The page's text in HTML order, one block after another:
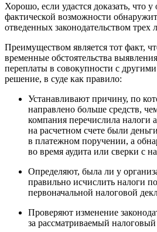
Хорошо, если удастся доказать, что
фактической возможности
отведенных законодательством трех
Преимуществом является тот факт,
временные обстоятельства
переплаты в совокупности с
решение, в суде как правило:
Устанавливают причину, по
направлено больше средств,
компания перечислила налоги
на расчетном счете были
в платежном поручении, а
во время аудита или сверки с
Определяют, была ли у
правильно исчислить налоги
первоначальной налоговой
Проверяют изменение
за рассматриваемый